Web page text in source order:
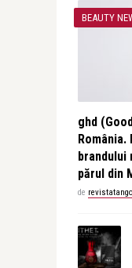
BEAUTY
ghd
brandului
părul din
de revistatango